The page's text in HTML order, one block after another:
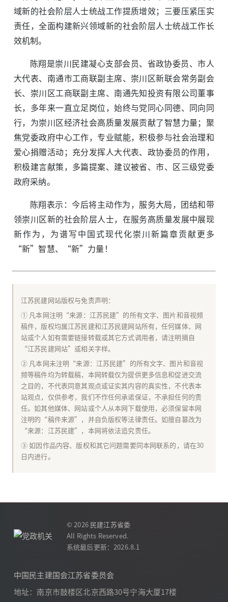
域新的社会阶层人士统战工作提质增效；三要压紧压实
责任，全面构建新兴领域新的社会阶层人士统战工作长
效机制。
陈翔是崇川民建凝心支部会员、省政协委员、市人
大代表、南通市工商联副主席、崇川区新联会常务副会
长、崇川区工商联副主席、南通先知投资有限公司董事
长，多年来一直立足岗位，始终与党同心同德、同向同
行，为崇川区经济社会高质量发展贡献了智慧力量；聚
焦党委政府中心工作，专业赋能，积极参与社会治理和
爱心捐赠活动；充分发挥人大代表、政协委员的作用，
积极建言献策，多篇提案、建议被省、市、区三级党委
政府采纳。
陈翔表示：今后将主动作为，服务大局，团结和带
领崇川区新的社会阶层人士，在服务高质量发展中展现
新作为，为谱写中国式现代化崇川新篇章贡献更多
“新”智慧、“新”力量！
江苏民建网站版权与免责声明：
① 凡本网注明“来源：江苏民建”的所有文字、图片和音视频
稿件，版权均属江苏民建和江苏民建网站所有，任何媒体、网
站或个人如有需要链接转载或其它方式调用者，请注明摘自
“江苏民建网站”或相关字样。
② 凡本网未注明“来源：江苏民建”的所有文字、图片和音视
频等稿件均为转载稿，本网转载仅为提供更多信息和促进交流
之目的，不代表同意其观点或证实其内容的真实性，不代表本
站观点，仅供参考，我们不作任何承诺保证，不承担任何的责
任。如其他媒体、网站或个人从本网下载使用，必须保留本网
注明的“稿件来源”，并自负版权等法律责任。如擅自篡改为
“来源：江苏民建”，本网将依法追究责任。
③ 如因作品内容、版权和其它问题需要同本网联系的，请在30
日内进行。
© 2026 民建江苏省委
All Rights Reserved.
系统最后更新：2026.8.1
中国民主建国会江苏省委员会
地址：南京市鼓楼区北京西路30号宁海大厦17楼